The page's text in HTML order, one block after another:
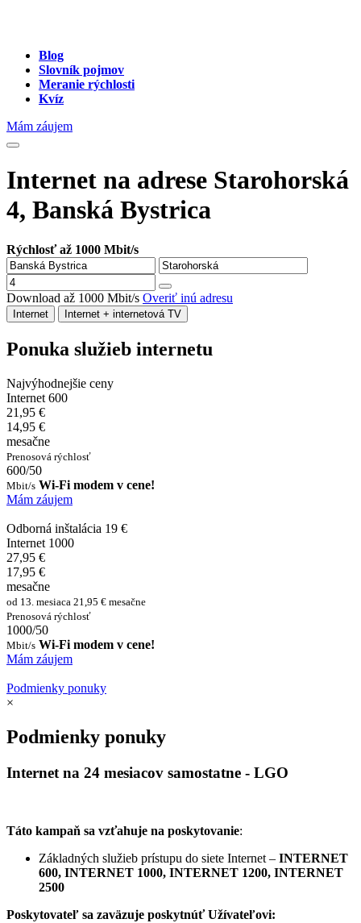
Blog
Slovník pojmov
Meranie rýchlosti
Kvíz
Mám záujem
Internet na adrese Starohorská
4, Banská Bystrica
Rýchlosť až 1000 Mbit/s
Download až 1000 Mbit/s Overiť inú adresu
Internet Internet + internetová TV
Ponuka služieb internetu
Najvýhodnejšie ceny
Internet 600
21,95 €
14,95 €
mesačne
Prenosová rýchlosť
600/50
Mbit/s Wi-Fi modem v cene!
Mám záujem
Odborná inštalácia 19 €
Internet 1000
27,95 €
17,95 €
mesačne
od 13. mesiaca 21,95 € mesačne
Prenosová rýchlosť
1000/50
Mbit/s Wi-Fi modem v cene!
Mám záujem
Podmienky ponuky
×
Podmienky ponuky
Internet na 24 mesiacov samostatne - LGO
Táto kampaň sa vzťahuje na poskytovanie:
Základných služieb prístupu do siete Internet – INTERNET
600, INTERNET 1000, INTERNET 1200, INTERNET
2500
Poskytovateľ sa zaväzuje poskytnúť Užívateľovi: